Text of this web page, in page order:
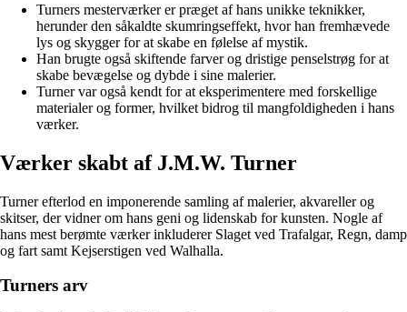
Turners mesterværker er præget af hans unikke teknikker,
herunder den såkaldte skumringseffekt, hvor han fremhævede
lys og skygger for at skabe en følelse af mystik.
Han brugte også skiftende farver og dristige penselstrøg for at
skabe bevægelse og dybde i sine malerier.
Turner var også kendt for at eksperimentere med forskellige
materialer og former, hvilket bidrog til mangfoldigheden i hans
værker.
Værker skabt af J.M.W. Turner
Turner efterlod en imponerende samling af malerier, akvareller og
skitser, der vidner om hans geni og lidenskab for kunsten. Nogle af
hans mest berømte værker inkluderer Slaget ved Trafalgar, Regn, damp
og fart samt Kejserstigen ved Walhalla.
Turners arv